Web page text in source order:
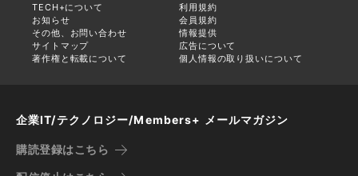
TECH+について
利用規約
お知らせ
会員規約
その他、お問い合わせ
情報提供
サイトマップ
広告について
著作権と転載について
個人情報の取り扱いについて
企業IT/テクノロジー/Members+ メールマガジン
購読登録はこちら